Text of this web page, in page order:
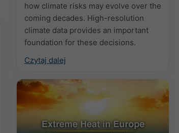
how climate risks may evolve over the
coming decades. High-resolution
climate data provides an important
foundation for these decisions.
Czytaj dalej
Temperatura OBS
Screenshot ©
Ekstremalna prognoza